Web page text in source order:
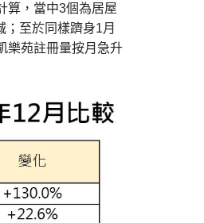
算，當中3個為居屋
至於同樣躋身1月
樂苑註冊量按月急升